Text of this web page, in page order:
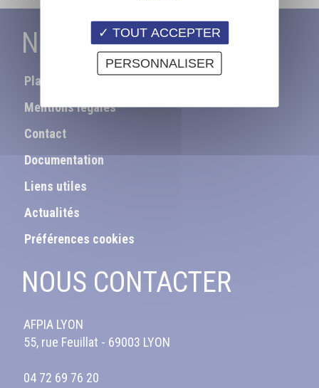
NAVIGATION
Plan du site
Mentions légales
Contact
Documentation
Liens utiles
Actualités
Préférences cookies
NOUS CONTACTER
AFPIA LYON
55, rue Feuillat - 69003 LYON
04 72 69 76 20
TOUT ACCEPTER
PERSONNALISER